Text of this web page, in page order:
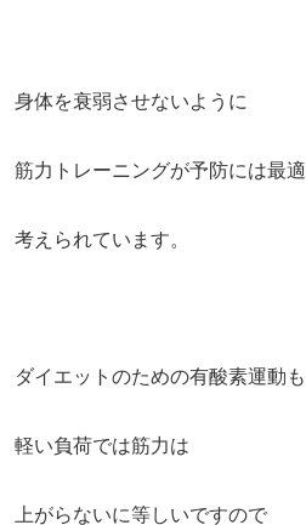
身体を衰弱させないように
筋力トレーニングが予防には最適
考えられています。
ダイエットのための有酸素運動
軽い負荷では筋力は
上がらないに等しいですので